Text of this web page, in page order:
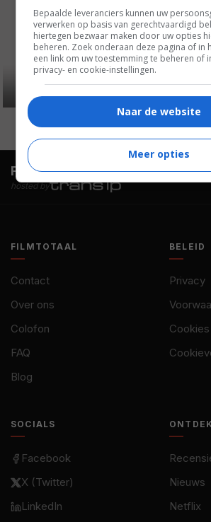
FilmTotaal.Hét online
hosted by
FILMTOTAAL
Contact
Over ons
Colofon
FAQ
Blog
BELEID
Privacy
Cookies
SOCIALS
Facebook
X (Twitter)
LinkedIn
Nieuws
Netflix
Bepaalde leveranciers kunnen uw
verwerken op basis van gerechtvaardigd
hiertegen bezwaar maken door uw opties
beheren. Zoek onderaan deze pagina of in
een link om uw toestemming te beheren of
privacy- en cookie-instellingen.
Naar de website
Meer opties